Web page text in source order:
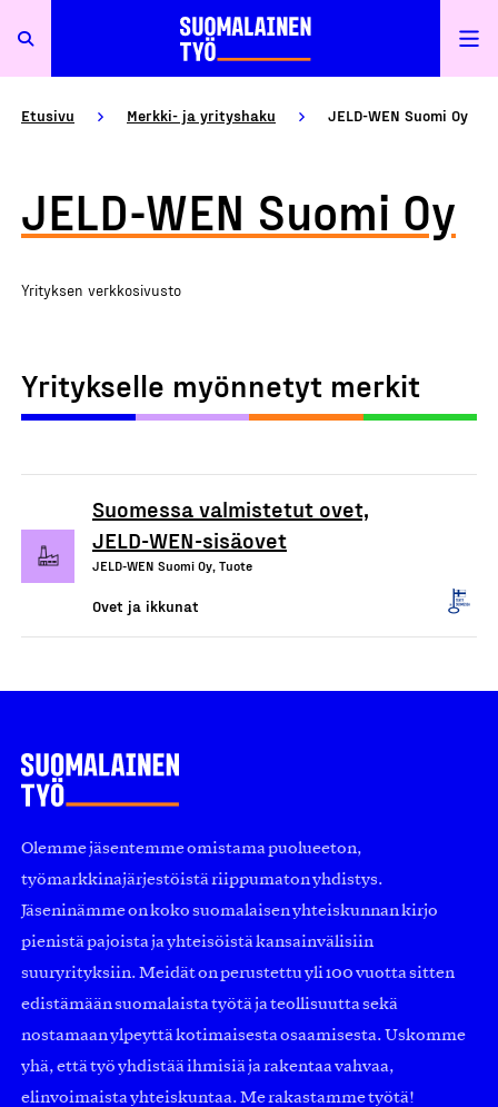
Etusivu Merkki- ja yrityshaku JELD-WEN Suomi Oy
JELD-WEN Suomi Oy
Yrityksen verkkosivusto
Yritykselle myönnetyt merkit
Suomessa valmistetut ovet,
JELD-WEN-sisäovet
JELD-WEN Suomi Oy, Tuote
Ovet ja ikkunat
Olemme jäsentemme omistama puolueeton,
työmarkkinajärjestöistä riippumaton yhdistys.
Jäseninämme on koko suomalaisen yhteiskunnan kirjo
pienistä pajoista ja yhteisöistä kansainvälisiin
suuryrityksiin. Meidät on perustettu yli 100 vuotta sitten
edistämään suomalaista työtä ja teollisuutta sekä
nostamaan ylpeyttä kotimaisesta osaamisesta. Uskomme
yhä, että työ yhdistää ihmisiä ja rakentaa vahvaa,
elinvoimaista yhteiskuntaa. Me rakastamme työtä!